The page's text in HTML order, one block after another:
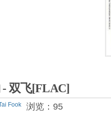
- 双飞[FLAC]
Fook
浏览：95